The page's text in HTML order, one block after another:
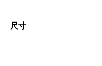
尺寸